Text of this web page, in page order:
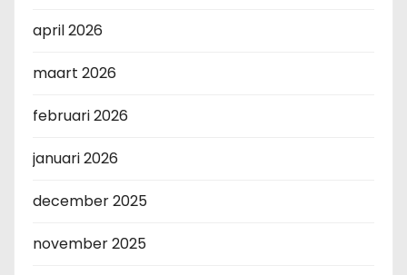
april 2026
maart 2026
februari 2026
januari 2026
december 2025
november 2025